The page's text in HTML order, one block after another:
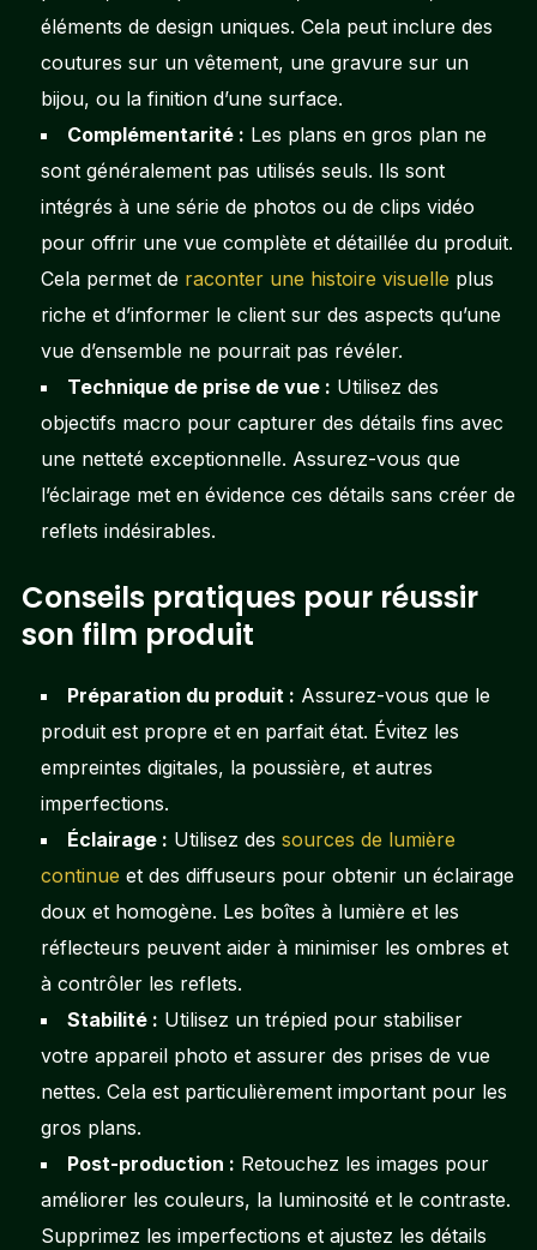
éléments de design uniques. Cela peut inclure des
coutures sur un vêtement, une gravure sur un
bijou, ou la finition d’une surface.
Complémentarité : Les plans en gros plan ne
sont généralement pas utilisés seuls. Ils sont
intégrés à une série de photos ou de clips vidéo
pour offrir une vue complète et détaillée du produit.
Cela permet de raconter une histoire visuelle plus
riche et d’informer le client sur des aspects qu’une
vue d’ensemble ne pourrait pas révéler.
Technique de prise de vue : Utilisez des
objectifs macro pour capturer des détails fins avec
une netteté exceptionnelle. Assurez-vous que
l’éclairage met en évidence ces détails sans créer de
reflets indésirables.
Conseils pratiques pour réussir
son film produit
Préparation du produit : Assurez-vous que le
produit est propre et en parfait état. Évitez les
empreintes digitales, la poussière, et autres
imperfections.
Éclairage : Utilisez des sources de lumière
continue et des diffuseurs pour obtenir un éclairage
doux et homogène. Les boîtes à lumière et les
réflecteurs peuvent aider à minimiser les ombres et
à contrôler les reflets.
Stabilité : Utilisez un trépied pour stabiliser
votre appareil photo et assurer des prises de vue
nettes. Cela est particulièrement important pour les
gros plans.
Post-production : Retouchez les images pour
améliorer les couleurs, la luminosité et le contraste.
Supprimez les imperfections et ajustez les détails